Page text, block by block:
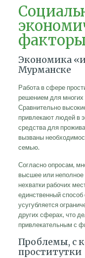
факторы
Экономика
Мурманске
Работа в сфере
решением для
Сравнительно
привлекают людей в
средства для
вызваны
семью.
Согласно опросам,
высшее или неполное
нехватки рабочих
единственный
усугубляется
других сферах, что
привлекательным с
Проблемы, с
проститутки